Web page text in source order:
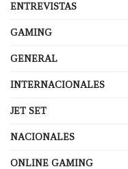
ENTREVISTAS
GAMING
GENERAL
INTERNACIONALES
JET SET
NACIONALES
ONLINE GAMING